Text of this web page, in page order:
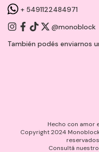
+ 5491122484971
@monoblock
También podés enviarnos
Hecho con amor
Copyright 2024
Consultá